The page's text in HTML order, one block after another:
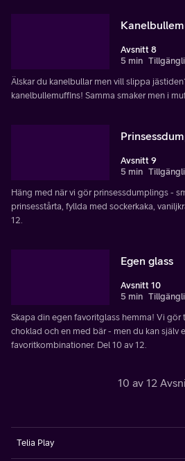
Avsnitt 8
5 min
Älskar du kanelbullar men vill slippa
kanelbullemuffins! Samma smaker men i
Avsnitt 9
5 min
Häng med när vi gör prinsessdumplings -
prinsesstårta, fyllda med sockerkaka,
12.
Egen glass
Avsnitt 10
5 min
Skapa din egen favoritglass hemma! Vi gör
choklad och en med bär - men du kan själv
favoritkombinationer. Del 10 av 12.
10 av 12
Telia Play